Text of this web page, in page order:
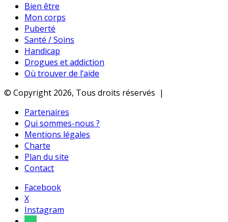
Bien être
Mon corps
Puberté
Santé / Soins
Handicap
Drogues et addiction
Où trouver de l’aide
© Copyright 2026, Tous droits réservés |
Partenaires
Qui sommes-nous ?
Mentions légales
Charte
Plan du site
Contact
Facebook
X
Instagram